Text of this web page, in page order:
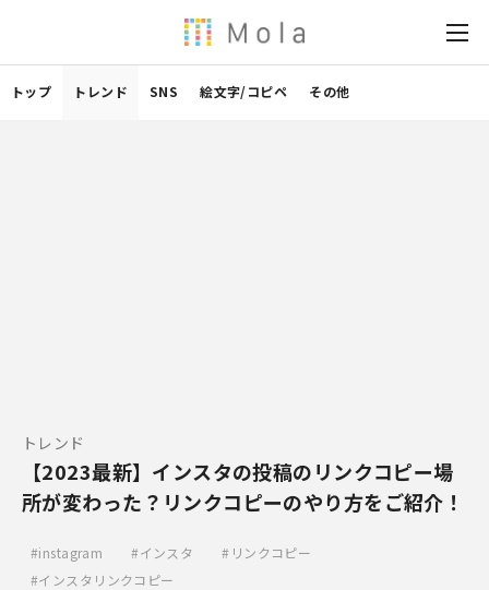
トップ トレンド SNS 絵文字/コピペ その他
トレンド
【2023最新】インスタの投稿のリンクコピー場
所が変わった？リンクコピーのやり方をご紹介！
instagram インスタ
リンクコピー
インスタリンクコピー